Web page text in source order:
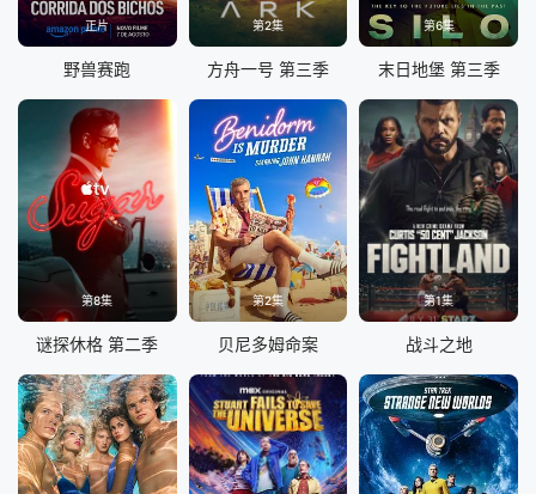
正片
野兽赛跑
第2集
方舟一号 第三季
第6集
末日地堡 第三季
第8集
谜探休格 第二季
第2集
贝尼多姆命案
第1集
战斗之地